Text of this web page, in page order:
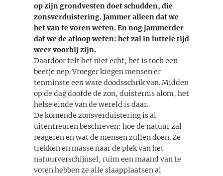
op zijn grondvesten doet schudden, die
zonsverduistering. Jammer alleen dat we
het van te voren weten. En nog jammerder
dat we de afloop weten: het zal in luttele tijd
weer voorbij zijn.
Daardoor telt het niet echt, het is toch een
beetje nep. Vroeger kregen mensen er
tenminste een ware doodsschrik van. Midden
op de dag doofde de zon, duisternis alom, het
helse einde van de wereld is daar.
De komende zonsverduistering is al
uitentreuren beschreven: hoe de natuur zal
reageren en wat de mensen zullen doen. Ze
trekken en masse naar de plek van het
natuurverschijnsel, ruim een maand van te
voren hebben ze alle slaapplaatsen al